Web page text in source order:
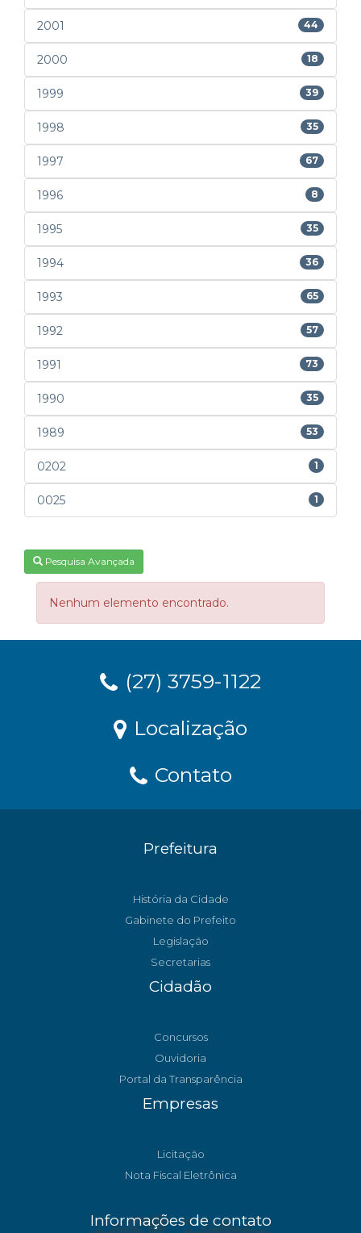
2001 44
2000 18
1999 39
1998 35
1997 67
1996 8
1995 35
1994 36
1993 65
1992 57
1991 73
1990 35
1989 53
0202 1
0025 1
Pesquisa Avançada
Nenhum elemento encontrado.
(27) 3759-1122
Localização
Contato
Prefeitura
História da Cidade
Gabinete do Prefeito
Legislação
Secretarias
Cidadão
Concursos
Ouvidoria
Portal da Transparência
Empresas
Licitação
Nota Fiscal Eletrônica
Informações de contato